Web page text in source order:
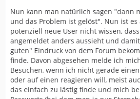
Nun kann man natürlich sagen "dann
und das Problem ist gelöst". Nun ist es
potenziell neue User nicht wissen,
angemeldet anders aussieht und
guten" Eindruck von dem Forum
finde. Davon abgesehen melde ich
Besuchen, wenn ich nicht gerade
oder auf einen reagieren will, meist
das einfach zu lästig finde und mich